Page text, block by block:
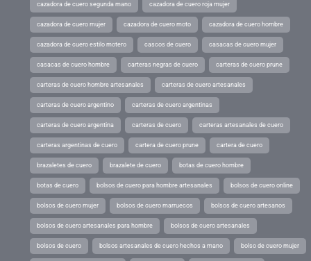
cazadora de cuero segunda mano cazadora de cuero roja mujer
cazadora de cuero mujer cazadora de cuero moto cazadora de cuero hombre
cazadora de cuero estilo motero cascos de cuero casacas de cuero mujer
casacas de cuero hombre carteras negras de cuero carteras de cuero prune
carteras de cuero hombre artesanales carteras de cuero artesanales
carteras de cuero argentino carteras de cuero argentinas
carteras de cuero argentina carteras de cuero carteras artesanales de cuero
carteras argentinas de cuero cartera de cuero prune cartera de cuero
brazaletes de cuero brazalete de cuero botas de cuero hombre
botas de cuero bolsos de cuero para hombre artesanales bolsos de cuero online
bolsos de cuero mujer bolsos de cuero marruecos bolsos de cuero artesanos
bolsos de cuero artesanales para hombre bolsos de cuero artesanales
bolsos de cuero bolsos artesanales de cuero hechos a mano bolso de cuero mujer